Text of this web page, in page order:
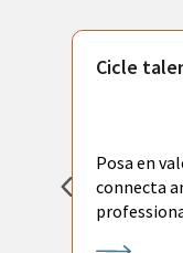
Cicle
Posa en
connecta